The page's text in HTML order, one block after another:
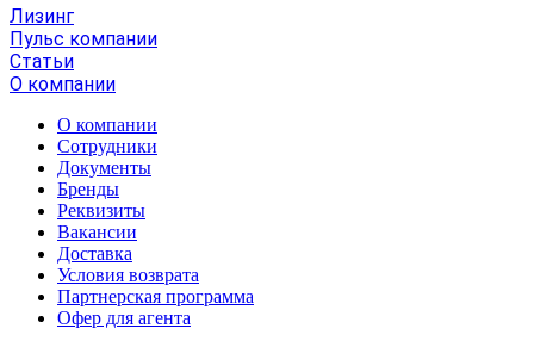
Лизинг
Пульс компании
Статьи
О компании
О компании
Сотрудники
Документы
Бренды
Реквизиты
Вакансии
Доставка
Условия возврата
Партнерская программа
Офер для агента